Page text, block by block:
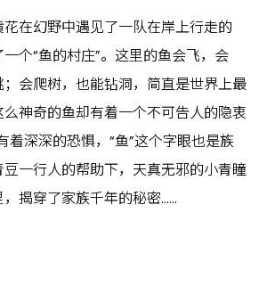
在幻野中遇见了一队在岸上行走的
个“鱼的村庄”。这里的鱼会飞，会
会爬树，也能钻洞，简直是世界上最
神奇的鱼却有着一个不可告人的隐衷
着深深的恐惧，“鱼”这个字眼也是族
一行人的帮助下，天真无邪的小青瞳
揭穿了家族千年的秘密……